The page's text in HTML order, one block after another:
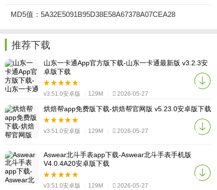
MD5值：5A32E5091B95D38E58A67378A07CEA28
推荐下载
山东一卡通App官方版下载-山东一卡通最新版 v3.2.3安
卓版下载
v3.51.0安卓版 129M 2026-05-27
烘焙帮app免费版下载-烘焙帮官网版 v5.23.0安卓版下载
v3.51.0安卓版 129M 2026-05-27
Aswear北斗手表app下载-Aswear北斗手表手机版
V4.0.4A20安卓版下载
v3.51.0安卓版 129M 2026-05-27